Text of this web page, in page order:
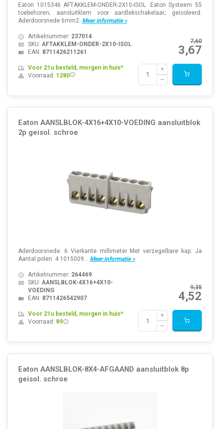
Eaton 1015346 AFTAKKLEM-ONDER-2X10-ISOL. Eaton Systeem 55
toebehoren; aansluitklem voor aardlekschakelaar; geïsoleerd.
Aderdoorsnede 6mm2. Meer informatie »
7,60
3,67
Artikelnummer: 237014
SKU: AFTAKKLEM-ONDER-2X10-ISOL
EAN: 8711426211261
Voor 21u besteld, morgen in huis*
Voorraad: 1280
Eaton AANSLBLOK-4X16+4X10-VOEDING aansluitblok
2p geisol. schroe
Aderdoorsnede: 6 Vierkante millimeter Met verzegelbare kap: Ja
Aantal polen: 4 1015009... Meer informatie »
9,35
4,52
Artikelnummer: 264469
SKU: AANSLBLOK-4X16+4X10-
VOEDING
EAN: 8711426542907
Voor 21u besteld, morgen in huis*
Voorraad: 89
Eaton AANSLBLOK-8X4-AFGAAND aansluitblok 8p
geisol. schroe